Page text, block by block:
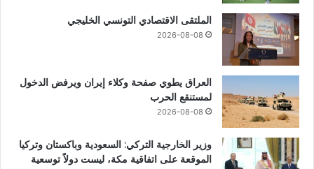
الملتقى الاقتصادي التونسي الخليجي
2026-08-08
العراق يطوي صفحة وكلاء إيران ويرفض الدخول
لمستنقع الحرب
2026-08-08
وزير الخارجية التركي: السعودية وباكستان وتركيا
الموقعة على اتفاقية مكة، ليست دولاً توسعية